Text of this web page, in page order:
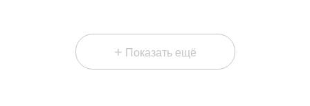
+ Показать ещё